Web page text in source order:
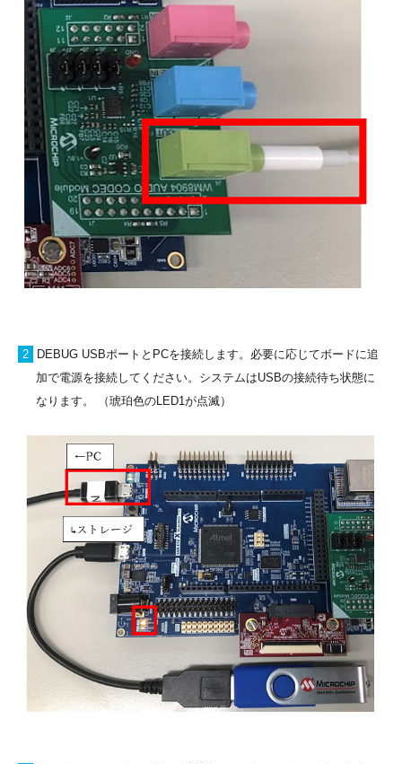
2
DEBUG USBポートとPCを接続します。必要に応じてボードに追
加で電源を接続してください。システムはUSBの接続待ち状態に
なります。 （琥珀色のLED1が点滅）